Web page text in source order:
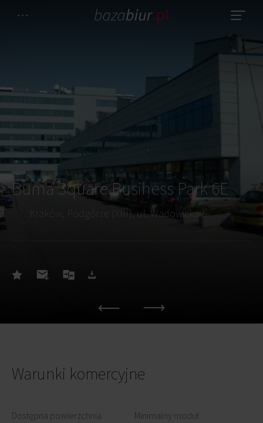
Buma Square Business Park 6E
Kraków, Podgórze (XIII), ul. Wadowicka 6
Warunki komercyjne
Dostępna powierzchnia Minimalny moduł